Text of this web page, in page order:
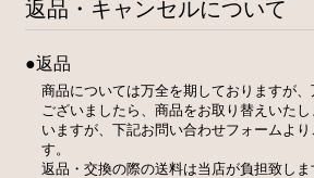
返品・キャンセルについて
●返品
商品については万全を期しておりますが
ございましたら、商品をお取り替えいた
いますが、下記お問い合わせフォームよ
す。
返品・交換の際の送料は当店が負担致しま